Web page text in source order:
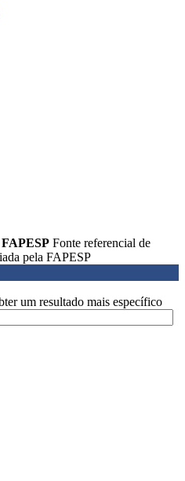
Fonte referencial de
pela FAPESP
um resultado mais específico